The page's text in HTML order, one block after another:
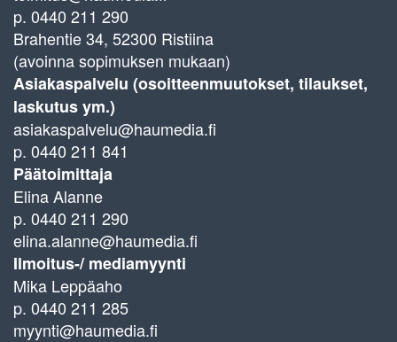
p. 0440 211 290
Brahentie 34, 52300 Ristiina
(avoinna sopimuksen mukaan)
Asiakaspalvelu (osoitteenmuutokset, tilaukset,
laskutus ym.)
asiakaspalvelu@haumedia.fi
p. 0440 211 841
Päätoimittaja
Elina Alanne
p. 0440 211 290
elina.alanne@haumedia.fi
Ilmoitus-/ mediamyynti
Mika Leppäaho
p. 0440 211 285
myynti@haumedia.fi